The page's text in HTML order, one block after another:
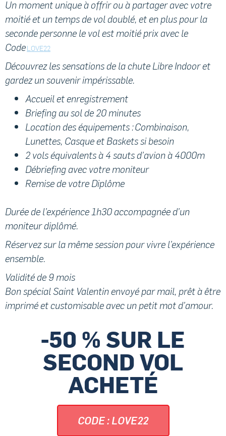
Un moment unique à offrir ou à partager avec votre
moitié et un temps de vol doublé, et en plus pour la
seconde personne le vol est moitié prix avec le
CodeLOVE22
Découvrez les sensations de la chute Libre Indoor et
gardez un souvenir impérissable.
Accueil et enregistrement
Briefing au sol de 20 minutes
Location des équipements : Combinaison,
Lunettes, Casque et Baskets si besoin
2 vols équivalents à 4 sauts d’avion à 4000m
Débriefing avec votre moniteur
Remise de votre Diplôme
Durée de l’expérience 1h30 accompagnée d’un
moniteur diplômé.
Réservez sur la même session pour vivre l’expérience
ensemble.
Validité de 9 mois
Bon spécial Saint Valentin envoyé par mail, prêt à être
imprimé et customisable avec un petit mot d’amour.
-50 % SUR LE
SECOND VOL
ACHETÉ
CODE : LOVE22